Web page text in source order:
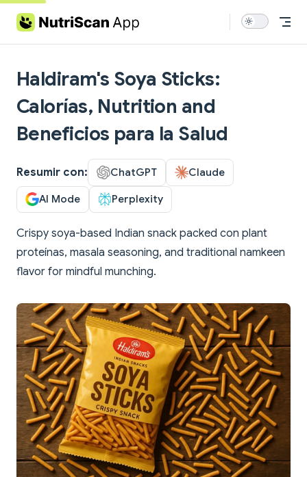
Skip to content
Haldiram's Soya Sticks:
Calorías, Nutrition and
Beneficios para la Salud
Resumir con: ChatGPT Claude
AI Mode Perplexity
Crispy soya-based Indian snack packed con plant
proteínas, masala seasoning, and traditional namkeen
flavor for mindful munching.